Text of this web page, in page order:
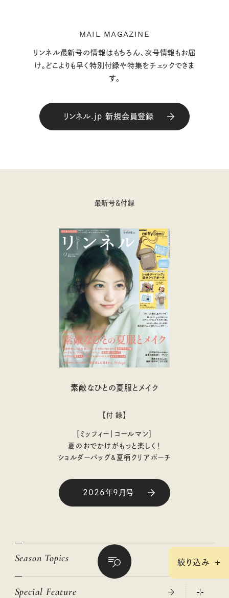
MAIL MAGAZINE
リンネル最新号の情報はもちろん、次号情報もお届
け。どこよりも早く特別付録や特集をチェックできま
す。
リンネル.jp 新規会員登録
最新号＆付録
素敵なひとの夏服とメイク
【付 録】
［ミッフィー｜コールマン］
夏のおでかけがもっと楽しく！
ショルダーバッグ&夏柄クリアポーチ
2026年9月号
Season Topics
真夏のひんやりグッズ 2026
Special Feature
絞り込み